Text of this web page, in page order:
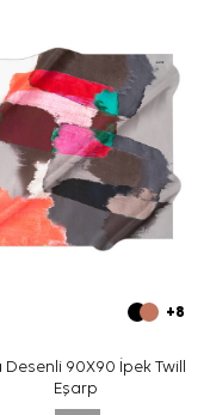
talimatları
bakım
kullanımı tercih
+8
Desenli 90X90 İpek Twill
Eşarp